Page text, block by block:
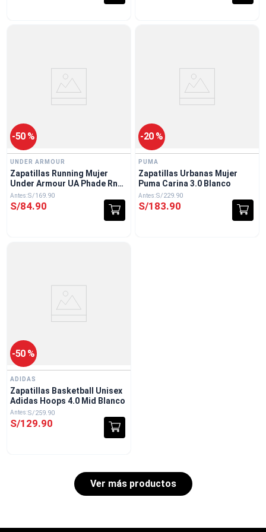
-50 %
UNDER ARMOUR
Zapatillas Running Mujer
Under Armour UA Phade Rn
Lila S/169.90
S/84.90
-20 %
PUMA
Zapatillas Urbanas Mujer
Puma Carina 3.0 Blanco
S/229.90
S/183.90
-50 %
ADIDAS
Zapatillas Basketball Unisex
Adidas Hoops 4.0 Mid Blanco
S/259 90
S/129.90